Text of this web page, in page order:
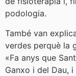
podologia.
També van
verdes perquè la
«Fa anys que
Ganxo i del Dau,